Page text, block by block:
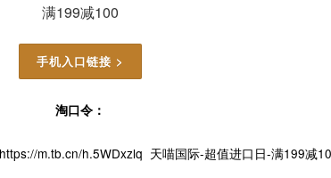
满199减100
手机入口链接 >
淘口令：
m.tb.cn/h.5WDxzlq 天喵国际-超值进口日-满199减